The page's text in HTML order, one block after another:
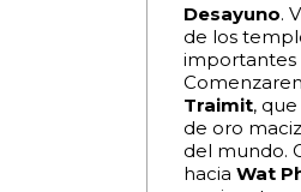
Desayuno.
de los
importantes
Traimit,
de oro
del mundo.
haciaWat